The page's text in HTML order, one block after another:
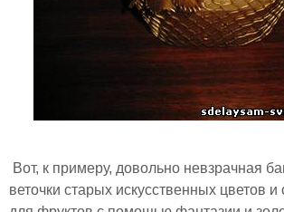
Вот, к примеру, довольно невзрачная
веточки старых искусственных цветов и